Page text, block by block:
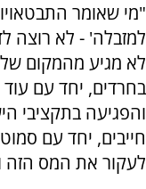
"מי שאומר
למזבלה' - לא רוצה
לא מגיע מהמקום
בחרדים, יחד עם עוד
והפגיעה בתקציבי
חייבים, יחד עם
לעקור את המס הזה